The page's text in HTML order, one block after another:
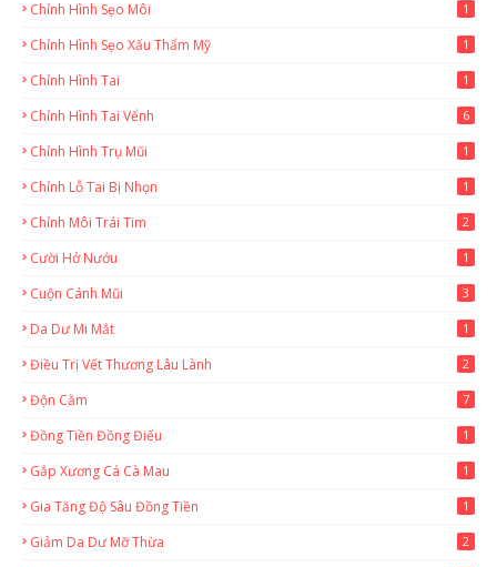
Chỉnh Hình Sẹo Môi 1
Chỉnh Hình Sẹo Xấu Thẩm Mỹ 1
Chỉnh Hình Tai 1
Chỉnh Hình Tai Vểnh 6
Chỉnh Hình Trụ Mũi 1
Chỉnh Lỗ Tai Bị Nhọn 1
Chỉnh Môi Trái Tim 2
Cười Hở Nướu 1
Cuộn Cánh Mũi 3
Da Dư Mi Mắt 1
Điều Trị Vết Thương Lâu Lành 2
Độn Cằm 7
Đồng Tiền Đồng Điếu 1
Gắp Xương Cá Cà Mau 1
Gia Tăng Độ Sâu Đồng Tiền 1
Giảm Da Dư Mỡ Thừa 2